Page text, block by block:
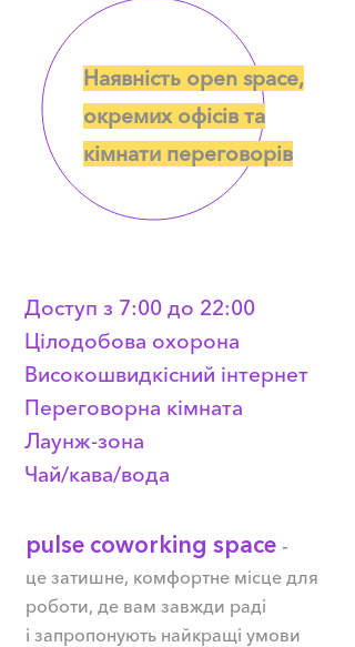
Наявність open space,
окремих офісів та
кімнати переговорів
Доступ з 7:00 до 22:00
Цілодобова охорона
Високошвидкісний інтернет
Переговорна кімната
Лаунж-зона
Чай/кава/вода
pulse coworking space -
це затишне, комфортне місце для
роботи, де вам завжди раді
і запропонують найкращі умови